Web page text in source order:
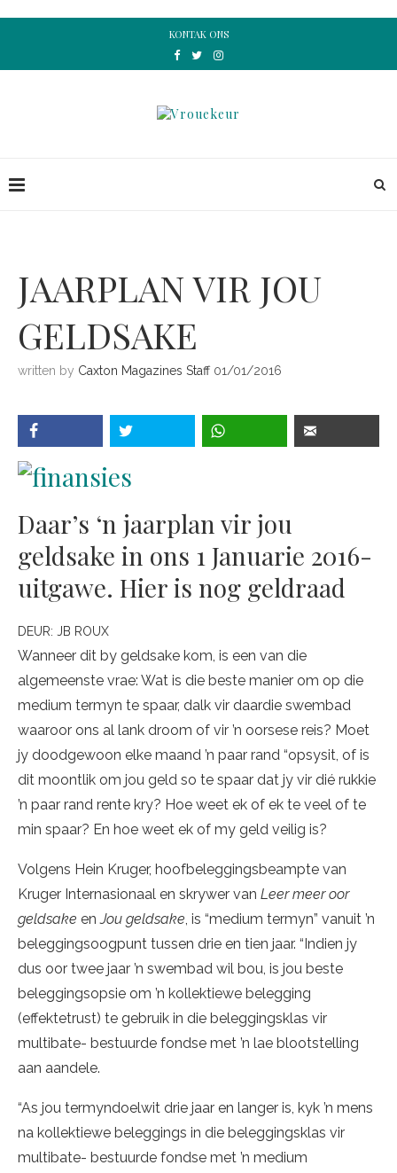
KONTAK ONS
JAARPLAN VIR JOU
GELDSAKE
written by Caxton Magazines Staff 01/01/2016
Daar’s ‘n jaarplan vir jou
geldsake in ons 1 Januarie 2016-
uitgawe. Hier is nog geldraad
DEUR: JB ROUX
Wanneer dit by geldsake kom, is een van die
algemeenste vrae: Wat is die beste manier om op die
medium termyn te spaar, dalk vir daardie swembad
waaroor ons al lank droom of vir ’n oorsese reis? Moet
jy doodgewoon elke maand ’n paar rand “opsysit, of is
dit moontlik om jou geld so te spaar dat jy vir dié rukkie
’n paar rand rente kry? Hoe weet ek of ek te veel of te
min spaar? En hoe weet ek of my geld veilig is?
Volgens Hein Kruger, hoofbeleggingsbeampte van
Kruger Internasionaal en skrywer van Leer meer oor
geldsake enJou geldsake, is “medium termyn” vanuit ’n
beleggingsoogpunt tussen drie en tien jaar. “Indien jy
dus oor twee jaar ’n swembad wil bou, is jou beste
beleggingsopsie om ’n kollektiewe belegging
(effektetrust) te gebruik in die beleggingsklas vir
multibate- bestuurde fondse met ’n lae blootstelling
aan aandele.
“As jou termyndoelwit drie jaar en langer is, kyk ’n mens
na kollektiewe beleggings in die beleggingsklas vir
multibate- bestuurde fondse met ’n medium